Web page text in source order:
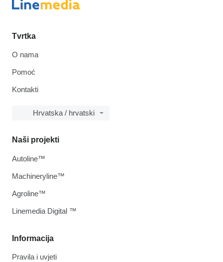
Tvrtka
O nama
Pomoć
Kontakti
Hrvatska / hrvatski
Informacija
Pravila i uvjeti
Naši projekti
Autoline™
Machineryline™
Agroline™
Linemedia Digital ™